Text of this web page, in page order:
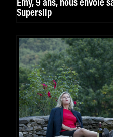
Emy, 9 ans, nous envoie
Superslip